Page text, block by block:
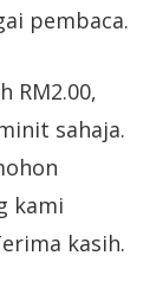
pembaca.
RM2.00,
sahaja.
kami
kasih.